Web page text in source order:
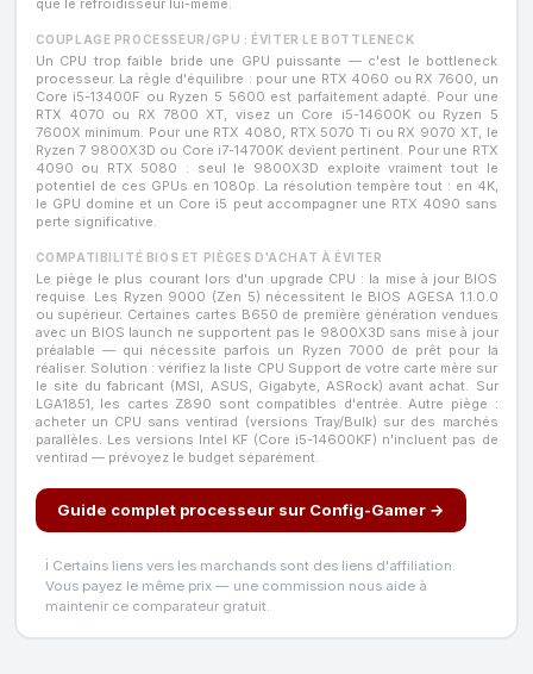
que le refroidisseur lui-même.
COUPLAGE PROCESSEUR/GPU : ÉVITER LE BOTTLENECK
Un CPU trop faible bride une GPU puissante — c'est le bottleneck
processeur. La règle d'équilibre : pour une RTX 4060 ou RX 7600, un
Core i5-13400F ou Ryzen 5 5600 est parfaitement adapté. Pour une
RTX 4070 ou RX 7800 XT, visez un Core i5-14600K ou Ryzen 5
7600X minimum. Pour une RTX 4080, RTX 5070 Ti ou RX 9070 XT, le
Ryzen 7 9800X3D ou Core i7-14700K devient pertinent. Pour une RTX
4090 ou RTX 5080 : seul le 9800X3D exploite vraiment tout le
potentiel de ces GPUs en 1080p. La résolution tempère tout : en 4K,
le GPU domine et un Core i5 peut accompagner une RTX 4090 sans
perte significative.
COMPATIBILITÉ BIOS ET PIÈGES D'ACHAT À ÉVITER
Le piège le plus courant lors d'un upgrade CPU : la mise à jour BIOS
requise. Les Ryzen 9000 (Zen 5) nécessitent le BIOS AGESA 1.1.0.0
ou supérieur. Certaines cartes B650 de première génération vendues
avec un BIOS launch ne supportent pas le 9800X3D sans mise à jour
préalable — qui nécessite parfois un Ryzen 7000 de prêt pour la
réaliser. Solution : vérifiez la liste CPU Support de votre carte mère sur
le site du fabricant (MSI, ASUS, Gigabyte, ASRock) avant achat. Sur
LGA1851, les cartes Z890 sont compatibles d'entrée. Autre piège :
acheter un CPU sans ventirad (versions Tray/Bulk) sur des marchés
parallèles. Les versions Intel KF (Core i5-14600KF) n'incluent pas de
ventirad — prévoyez le budget séparément.
Guide complet processeur sur Config-Gamer →
ℹ️ Certains liens vers les marchands sont des liens d'affiliation.
Vous payez le même prix — une commission nous aide à
maintenir ce comparateur gratuit.